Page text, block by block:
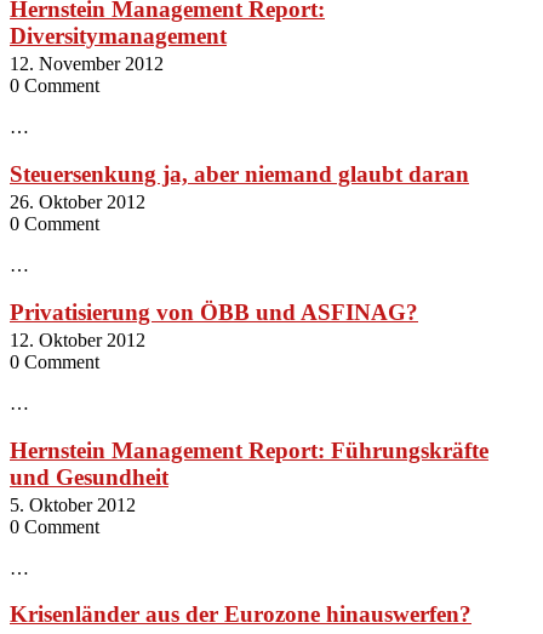
Hernstein Management Report:
Diversitymanagement
12. November 2012
0 Comment
…
Steuersenkung ja, aber niemand glaubt daran
26. Oktober 2012
0 Comment
…
Privatisierung von ÖBB und ASFINAG?
12. Oktober 2012
0 Comment
…
Hernstein Management Report: Führungskräfte
und Gesundheit
5. Oktober 2012
0 Comment
…
Krisenländer aus der Eurozone hinauswerfen?